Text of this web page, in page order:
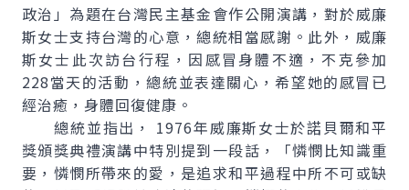
政治」為題在台灣民主基金會作公開演講，對於威廉
斯女士支持台灣的心意，總統相當感謝。此外，威廉
斯女士此次訪台行程，因感冒身體不適，不克參加
228當天的活動，總統並表達關心，希望她的感冒已
經治癒，身體回復健康。
總統並指出， 1976年威廉斯女士於諾貝爾和平
獎頒獎典禮演講中特別提到一段話，「憐憫比知識重
要，憐憫所帶來的愛，是追求和平過程中所不可或缺